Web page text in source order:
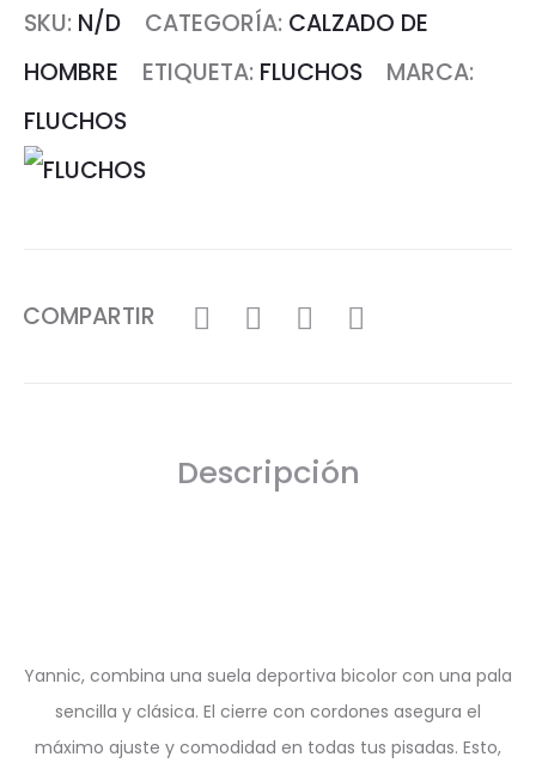
SKU: N/D CATEGORÍA: CALZADO DE
HOMBRE
ETIQUETA: FLUCHOS
MARCA:
FLUCHOS
COMPARTIR
Descripción
Yannic, combina una suela deportiva bicolor con una pala
sencilla y clásica. El cierre con cordones asegura el
máximo ajuste y comodidad en todas tus pisadas. Esto,